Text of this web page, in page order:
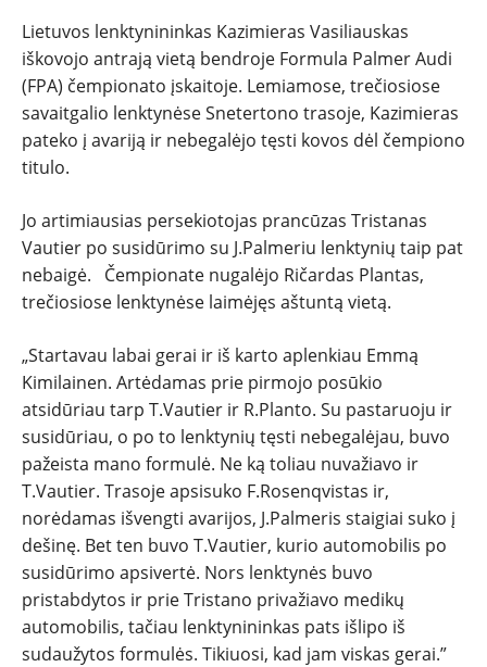
NAUJI
NAUDOTI
REPORTAŽAI
SPORTAS
PATARIMAI
Lietuvos lenktynininkas Kazimieras Vasiliauskas
iškovojo antrają vietą bendroje Formula Palmer Audi
(FPA) čempionato įskaitoje. Lemiamose, trečiosiose
savaitgalio lenktynėse Snetertono trasoje, Kazimieras
pateko į avariją ir nebegalėjo tęsti kovos dėl čempiono
titulo.
Jo artimiausias persekiotojas prancūzas Tristanas
Vautier po susidūrimo su J.Palmeriu lenktynių taip pat
nebaigė. Čempionate nugalėjo Ričardas Plantas,
trečiosiose lenktynėse laimėjęs aštuntą vietą.
„Startavau labai gerai ir iš karto aplenkiau Emmą
Kimilainen. Artėdamas prie pirmojo posūkio
atsidūriau tarp T.Vautier ir R.Planto. Su pastaruoju ir
susidūriau, o po to lenktynių tęsti nebegalėjau, buvo
pažeista mano formulė. Ne ką toliau nuvažiavo ir
T.Vautier. Trasoje apsisuko F.Rosenqvistas ir,
norėdamas išvengti avarijos, J.Palmeris staigiai suko į
dešinę. Bet ten buvo T.Vautier, kurio automobilis po
susidūrimo apsivertė. Nors lenktynės buvo
pristabdytos ir prie Tristano privažiavo medikų
automobilis, tačiau lenktynininkas pats išlipo iš
sudaužytos formulės. Tikiuosi, kad jam viskas gerai.”